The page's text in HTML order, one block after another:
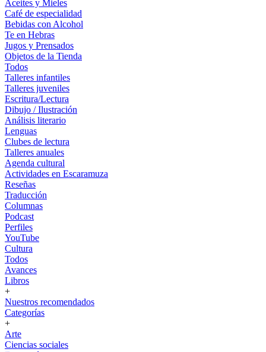
Aceites y Mieles
Café de especialidad
Bebidas con Alcohol
Te en Hebras
Jugos y Prensados
Objetos de la Tienda
Todos
Talleres infantiles
Talleres juveniles
Escritura/Lectura
Dibujo / Ilustración
Análisis literario
Lenguas
Clubes de lectura
Talleres anuales
Agenda cultural
Actividades en Escaramuza
Reseñas
Traducción
Columnas
Podcast
Perfiles
YouTube
Cultura
Todos
Avances
Libros
+
Nuestros recomendados
Categorías
+
Arte
Ciencias sociales